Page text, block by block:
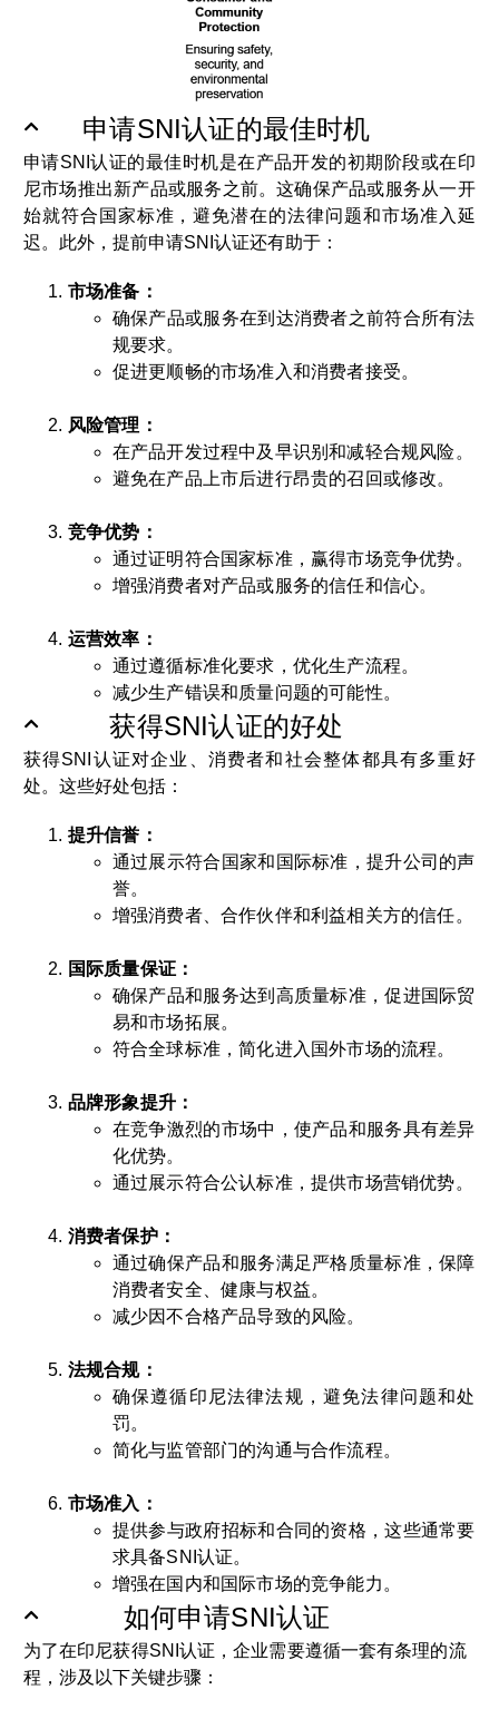
申请SNI认证的最佳时机
申请SNI认证的最佳时机是在产品开发的初期阶段或在印
尼市场推出新产品或服务之前。这确保产品或服务从一开
始就符合国家标准，避免潜在的法律问题和市场准入延
迟。此外，提前申请SNI认证还有助于：
市场准备：
确保产品或服务在到达消费者之前符合所有法
规要求。
促进更顺畅的市场准入和消费者接受。
风险管理：
在产品开发过程中及早识别和减轻合规风险。
避免在产品上市后进行昂贵的召回或修改。
竞争优势：
通过证明符合国家标准，赢得市场竞争优势。
增强消费者对产品或服务的信任和信心。
运营效率：
通过遵循标准化要求，优化生产流程。
减少生产错误和质量问题的可能性。
获得SNI认证的好处
获得SNI认证对企业、消费者和社会整体都具有多重好
处。这些好处包括：
提升信誉：
通过展示符合国家和国际标准，提升公司的声
誉。
增强消费者、合作伙伴和利益相关方的信任。
国际质量保证：
确保产品和服务达到高质量标准，促进国际贸
易和市场拓展。
符合全球标准，简化进入国外市场的流程。
品牌形象提升：
在竞争激烈的市场中，使产品和服务具有差异
化优势。
通过展示符合公认标准，提供市场营销优势。
消费者保护：
通过确保产品和服务满足严格质量标准，保障
消费者安全、健康与权益。
减少因不合格产品导致的风险。
法规合规：
确保遵循印尼法律法规，避免法律问题和处
罚。
简化与监管部门的沟通与合作流程。
市场准入：
提供参与政府招标和合同的资格，这些通常要
求具备SNI认证。
增强在国内和国际市场的竞争能力。
如何申请SNI认证
为了在印尼获得SNI认证，企业需要遵循一套有条理的流
程，涉及以下关键步骤：